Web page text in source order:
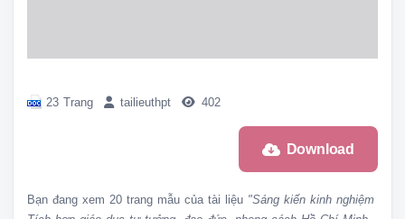
23 Trang tailieuthpt 402
Download
Bạn đang xem 20 trang mẫu của tài liệu "Sáng kiến kinh nghiệm